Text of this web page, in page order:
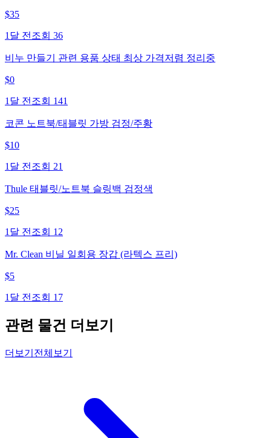
$35
1달 전 조회 36
비누 만들기 관련 용품 상태 최상 가격저렴 정리중
$0
1달 전 조회 141
코콘 노트북/태블릿 가방 검정/주황
$10
1달 전 조회 21
Thule 태블릿/노트북 슬링백 검정색
$25
1달 전 조회 12
Mr. Clean 비닐 일회용 장갑 (라텍스 프리)
$5
1달 전 조회 17
관련 물건 더보기
더보기 전체보기